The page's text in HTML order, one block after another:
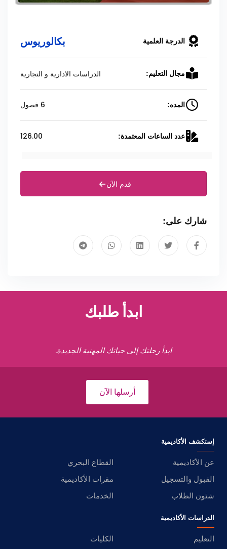
الدرجة العلمية بكالوريوس
مجال التعليم: الدراسات الادارية و التجارية
المده: 6 فصول
عدد الساعات المعتمدة: 126.00
قدم الآن
شارك على:
ابدأ طلبك
ابدأ رحلتك إلى حياتك المهنية الجديدة.
أرسلها الآن
إستكشف الأكاديمية
عن الأكاديمية
القطاع البحري
القبول والتسجيل
مقرات الأكاديمية
شئون الطلاب
الخدمات
الدراسات الأكاديمية
التعليم
الكليات